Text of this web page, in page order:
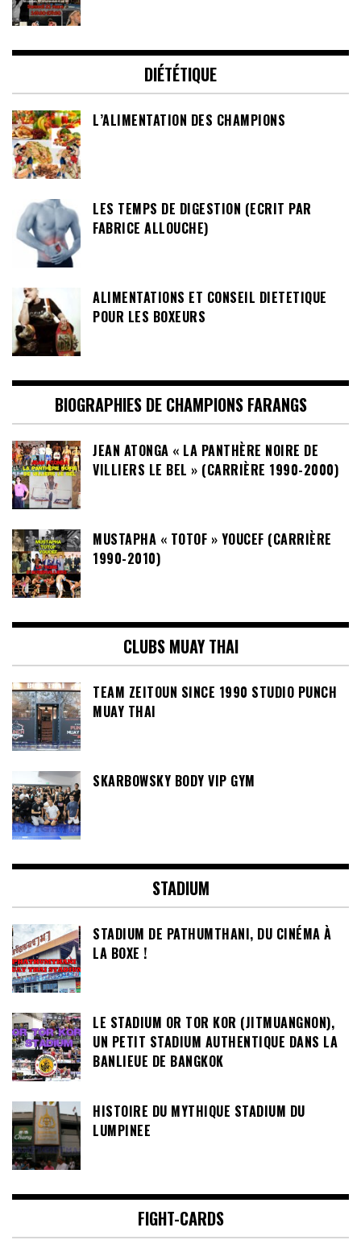
DIÉTÉTIQUE
L’ALIMENTATION DES CHAMPIONS
LES TEMPS DE DIGESTION (ECRIT PAR
FABRICE ALLOUCHE)
ALIMENTATIONS ET CONSEIL DIETETIQUE
POUR LES BOXEURS
BIOGRAPHIES DE CHAMPIONS FARANGS
JEAN ATONGA « LA PANTHÈRE NOIRE DE
VILLIERS LE BEL » (CARRIÈRE 1990-2000)
MUSTAPHA « TOTOF » YOUCEF (CARRIÈRE
1990-2010)
CLUBS MUAY THAI
TEAM ZEITOUN SINCE 1990 STUDIO PUNCH
MUAY THAI
SKARBOWSKY BODY VIP GYM
STADIUM
STADIUM DE PATHUMTHANI, DU CINÉMA À
LA BOXE !
LE STADIUM OR TOR KOR (JITMUANGNON),
UN PETIT STADIUM AUTHENTIQUE DANS LA
BANLIEUE DE BANGKOK
HISTOIRE DU MYTHIQUE STADIUM DU
LUMPINEE
FIGHT-CARDS